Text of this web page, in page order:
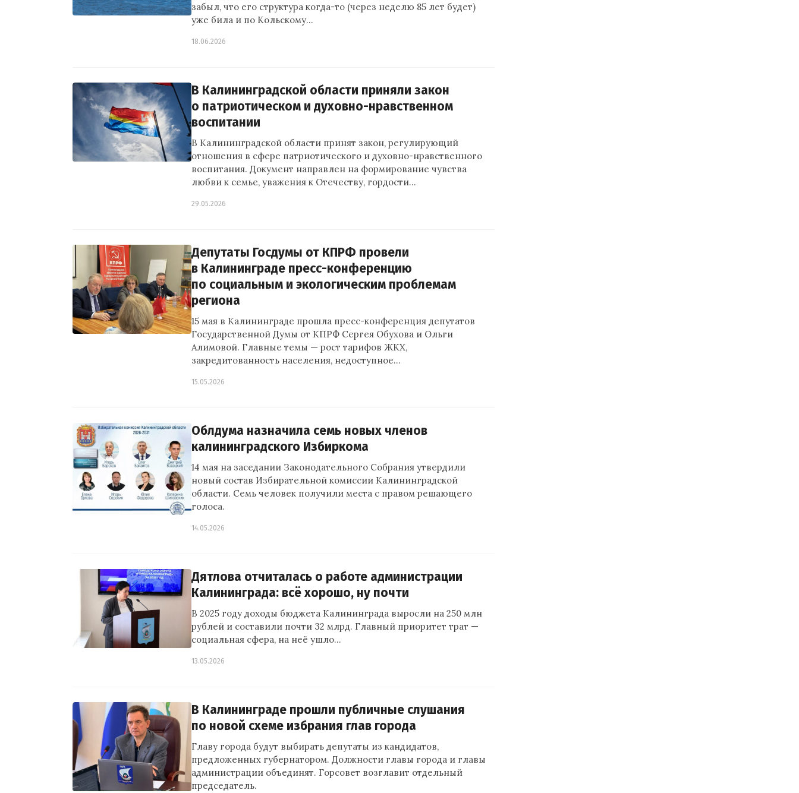
забыл, что его структура когда-то (через неделю 85 лет будет)
уже била и по Кольскому…
18.06.2026
В Калининградской области приняли закон
о патриотическом и духовно-нравственном
воспитании
В Калининградской области принят закон, регулирующий
отношения в сфере патриотического и духовно-нравственного
воспитания. Документ направлен на формирование чувства
любви к семье, уважения к Отечеству, гордости…
29.05.2026
Депутаты Госдумы от КПРФ провели
в Калининграде пресс-конференцию
по социальным и экологическим проблемам
региона
15 мая в Калининграде прошла пресс-конференция депутатов
Государственной Думы от КПРФ Сергея Обухова и Ольги
Алимовой. Главные темы — рост тарифов ЖКХ,
закредитованность населения, недоступное…
15.05.2026
Облдума назначила семь новых членов
калининградского Избиркома
14 мая на заседании Законодательного Собрания утвердили
новый состав Избирательной комиссии Калининградской
области. Семь человек получили места с правом решающего
голоса.
14.05.2026
Дятлова отчиталась о работе администрации
Калининграда: всё хорошо, ну почти
В 2025 году доходы бюджета Калининграда выросли на 250 млн
рублей и составили почти 32 млрд. Главный приоритет трат —
социальная сфера, на неё ушло…
13.05.2026
В Калининграде прошли публичные слушания
по новой схеме избрания глав города
Главу города будут выбирать депутаты из кандидатов,
предложенных губернатором. Должности главы города и главы
администрации объединят. Горсовет возглавит отдельный
председатель.